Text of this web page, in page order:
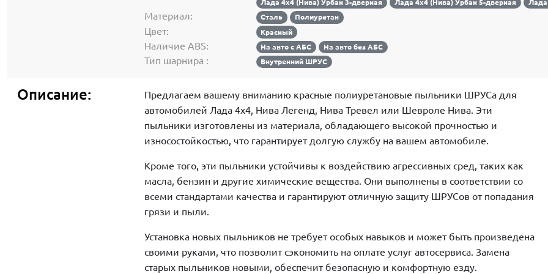
Лада 4х4 (Нива) Урбан 3-дверная
Лада 4х4 (Нива) Урбан 5-дверная Лада
Материал: Сталь Полиуретан
Цвет: Красный
Наличие ABS: На авто с АБС На авто без АБС
Тип шарнира : Внутренний ШРУС
Описание:
Предлагаем вашему вниманию красные полиуретановые пыльники ШРУСа для
автомобилей Лада 4х4, Нива Легенд, Нива Тревел или Шевроле Нива. Эти
пыльники изготовлены из материала, обладающего высокой прочностью и
износостойкостью, что гарантирует долгую службу на вашем автомобиле.
Кроме того, эти пыльники устойчивы к воздействию агрессивных сред, таких как
масла, бензин и другие химические вещества. Они выполнены в соответствии со
всеми стандартами качества и гарантируют отличную защиту ШРУСов от попадания
грязи и пыли.
Установка новых пыльников не требует особых навыков и может быть произведена
своими руками, что позволит сэкономить на оплате услуг автосервиса. Замена
старых пыльников новыми, обеспечит безопасную и комфортную езду.